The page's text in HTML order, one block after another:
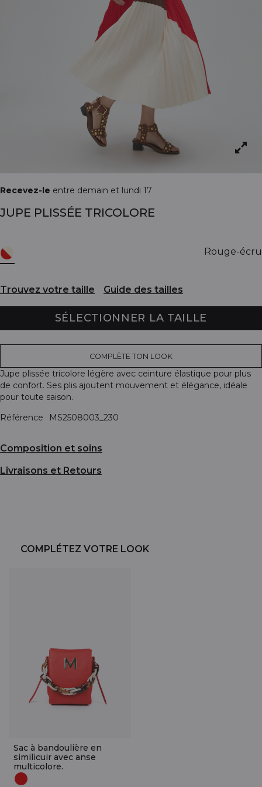
Recevez-le entre demain et lundi 17
JUPE PLISSÉE TRICOLORE
Rouge-écru
Trouvez votre taille Guide des tailles
SÉLECTIONNER LA TAILLE
COMPLÈTE TON LOOK
Jupe plissée tricolore légère avec ceinture élastique pour plus
de confort. Ses plis ajoutent mouvement et élégance, idéale
pour toute saison.
Référence
MS2508003_230
Composition et soins
Livraisons et Retours
COMPLÉTEZ VOTRE LOOK
Sac à bandoulière en
similicuir avec anse
multicolore.